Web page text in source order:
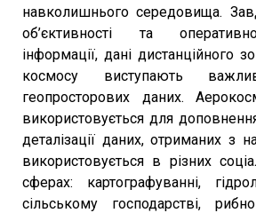
навколишнього середовища.
об’єктивності та
інформації, дані дистанційного
космосу виступають
геопросторових даних.
використовується для
деталізації даних, отриманих з
використовується в різних
сферах: картографуванні,
сільському господарстві,